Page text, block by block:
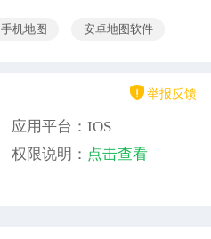
手机地图 安卓地图软件
举报反馈
应用平台：IOS
权限说明： 点击查看